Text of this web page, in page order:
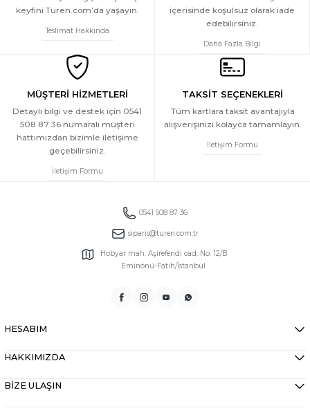
keyfini Turen.com’da yaşayın.
Teslimat Hakkında
içerisinde koşulsuz olarak iade
edebilirsiniz.
Daha Fazla Bilgi
MÜŞTERİ HİZMETLERİ
Detaylı bilgi ve destek için 0541
508 87 36 numaralı müşteri
hattımızdan bizimle iletişime
geçebilirsiniz.
İletişim Formu
TAKSİT SEÇENEKLERİ
Tüm kartlara taksit avantajıyla
alışverişinizi kolayca tamamlayın.
İletişim Formu
0541 508 87 36
siparis@turen.com.tr
Hobyar mah. Aşirefendi cad. No: 12/B
Eminönü-Fatih/İstanbul
HESABIM
HAKKIMIZDA
BİZE ULAŞIN